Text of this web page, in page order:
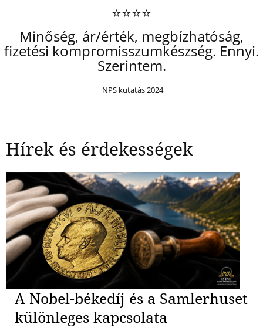
⭐⭐⭐⭐
Minőség, ár/érték, megbízhatóság,
fizetési kompromisszumkészség. Ennyi.
Szerintem.
NPS kutatás 2024
Hírek és érdekességek
A Nobel-békedíj és a Samlerhuset
különleges kapcsolata